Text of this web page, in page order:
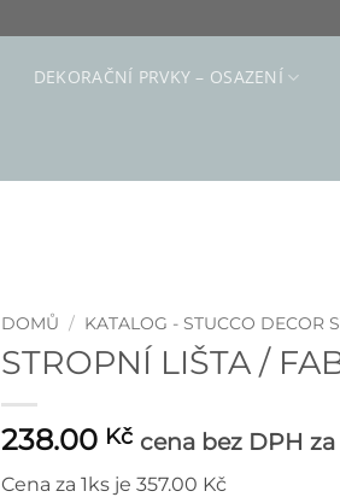
DEKORAČNÍ PRVKY – OSAZENÍ
DOMŮ / KATALOG - STUCCO DECOR
STROPNÍ LIŠTA /
238.00 Kč cena bez DPH
Cena za 1ks je 357.00 Kč